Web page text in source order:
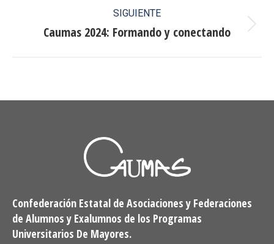
publicacionesSIGUIENTE
Publicación
Caumas 2024: Formando y conectando
Confederación Estatal de Asociaciones y Federaciones
de Alumnos y Exalumnos de los Programas
Universitarios De Mayores.